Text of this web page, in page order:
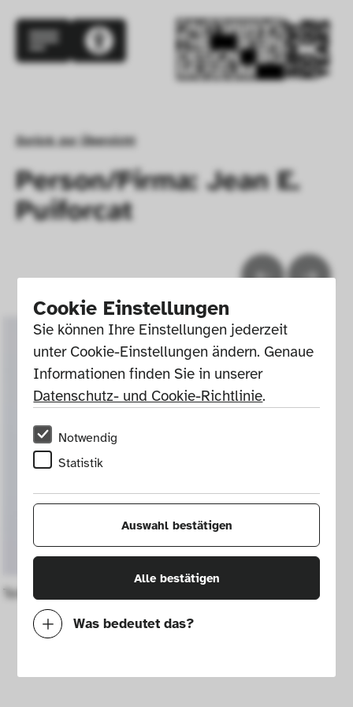
Cookie Einstellungen
Sie können Ihre Einstellungen jederzeit
unter Cookie-Einstellungen ändern. Genaue
Informationen finden Sie in unserer
Datenschutz- und Cookie-Richtlinie.
Notwendig
Statistik
Auswahl bestätigen
Alle bestätigen
Was bedeutet das?
Mit diesen Cookies können wir durch
Zurück zur Übersicht
Person/Firma: Jean E.
Puiforcat
Teile des Bestecks "Monaco"